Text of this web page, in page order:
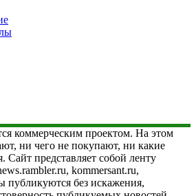
коммерческим проектом. На этом
ни чего не покупают, ни какие
Сайт представляет собой ленту
kommersant.ru,
публикуются без искажения,